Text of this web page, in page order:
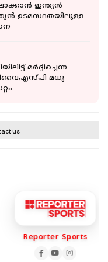
ഇന്ത്യന്‍
ഉടമസ്ഥതയിലുള്ള
മര്‍ദ്ദിച്ചെന്ന
മധു
us
Reporter Sports